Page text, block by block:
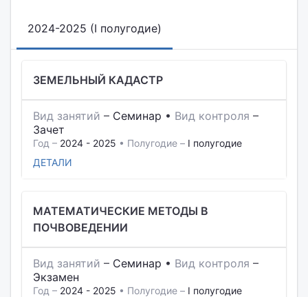
2024-2025 (I полугодие)
ЗЕМЕЛЬНЫЙ КАДАСТР
Вид занятий – Семинар • Вид контроля –
Зачет
Год – 2024 - 2025 • Полугодие – I полугодие
ДЕТАЛИ
МАТЕМАТИЧЕСКИЕ МЕТОДЫ В
ПОЧВОВЕДЕНИИ
Вид занятий – Семинар • Вид контроля –
Экзамен
Год – 2024 - 2025 • Полугодие – I полугодие